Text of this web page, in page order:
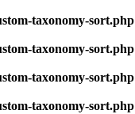
taxonomy-sort.php
taxonomy-sort.php
taxonomy-sort.php
taxonomy-sort.php